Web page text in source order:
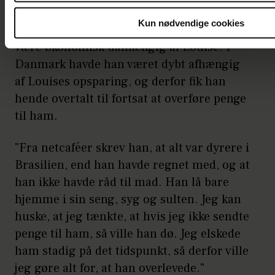
Kun nødvendige cookies
Han boede nu midlertidigt i Brasilien,
men han var rejst ud af Danmark uden at
være økonomisk uafhængig af Louise. I
Danmark havde han været dybt afhængig
af Louises opsparing, og derfor fik han
hende overtalt til fortsat at overføre penge
til ham.
"Fra netcaféer skrev han, at alt var dyrere i
Brasilien, end han havde regnet med, og at
han ikke havde råd til mad. Han lå bare
hjemme i sin seng, syg og sulten. Jeg kan
huske, at jeg tænkte, at hvis jeg ikke sendte
penge til ham, så ville han dø. Jeg elskede
ham stadig på det tidspunkt, så derfor ville
jeg gøre alt for, at han overlevede."